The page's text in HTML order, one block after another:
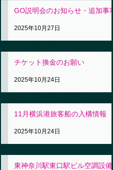
GO説明会のお知らせ・追加事項
2025年10月27日
チケット換金のお願い
2025年10月24日
11月横浜港旅客船の入構情報
2025年10月24日
東神奈川駅東口駅ビル空調設備